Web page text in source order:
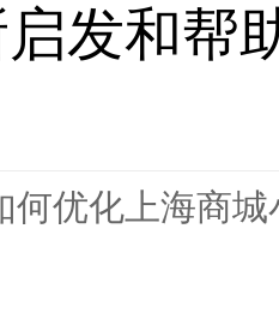
发和帮
何优化上海商